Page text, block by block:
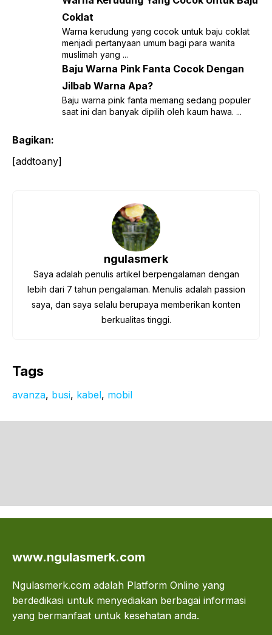
Coklat
Warna kerudung yang cocok untuk baju coklat
menjadi pertanyaan umum bagi para wanita
muslimah yang ...
Baju Warna Pink Fanta Cocok Dengan
Jilbab Warna Apa?
Baju warna pink fanta memang sedang populer
saat ini dan banyak dipilih oleh kaum hawa. ...
Bagikan:
[addtoany]
ngulasmerk
Saya adalah penulis artikel berpengalaman dengan
lebih dari 7 tahun pengalaman. Menulis adalah passion
saya, dan saya selalu berupaya memberikan konten
berkualitas tinggi.
Tags
avanza, busi, kabel, mobil
www.ngulasmerk.com
Ngulasmerk.com adalah Platform Online yang
berdedikasi untuk menyediakan berbagai informasi
yang bermanfaat untuk kesehatan anda.